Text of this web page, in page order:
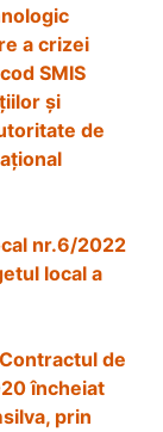
a crizei
SMIS
şi
de
nr.6/2022
local a
de
încheiat
prin